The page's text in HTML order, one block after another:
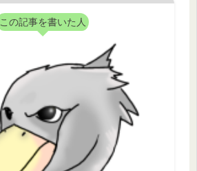
この記事を書いた人